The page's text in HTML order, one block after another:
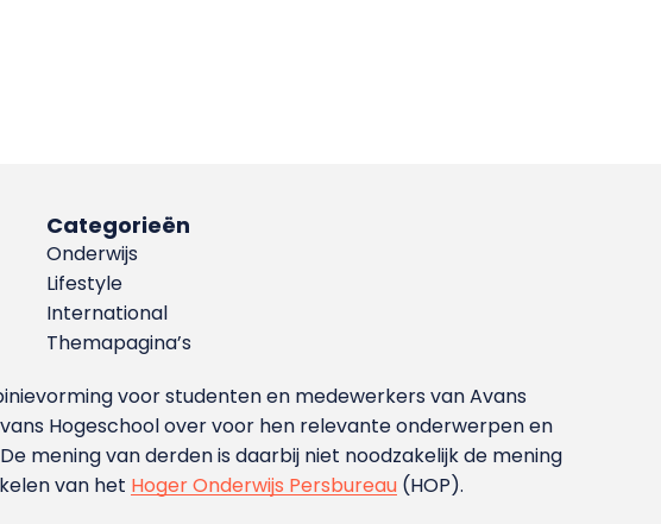
Categorieën
Onderwijs
Lifestyle
International
Themapagina’s
voor studenten en medewerkers van Avans
Hogeschool over voor hen relevante onderwerpen en
mening van derden is daarbij niet noodzakelijk de mening
van het Hoger Onderwijs Persbureau (HOP).